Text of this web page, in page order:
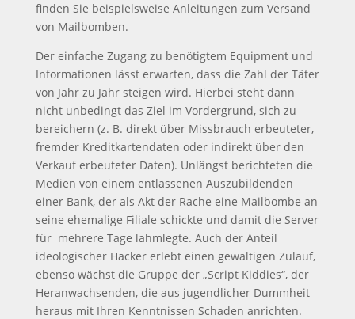
finden Sie beispielsweise Anleitungen zum Versand
von Mailbomben.
Der einfache Zugang zu benötigtem Equipment und
Informationen lässt erwarten, dass die Zahl der Täter
von Jahr zu Jahr steigen wird. Hierbei steht dann
nicht unbedingt das Ziel im Vordergrund, sich zu
bereichern (z. B. direkt über Missbrauch erbeuteter,
fremder Kreditkartendaten oder indirekt über den
Verkauf erbeuteter Daten). Unlängst berichteten die
Medien von einem entlassenen Auszubildenden
einer Bank, der als Akt der Rache eine Mailbombe an
seine ehemalige Filiale schickte und damit die Server
für mehrere Tage lahmlegte. Auch der Anteil
ideologischer Hacker erlebt einen gewaltigen Zulauf,
ebenso wächst die Gruppe der „Script Kiddies“, der
Heranwachsenden, die aus jugendlicher Dummheit
heraus mit Ihren Kenntnissen Schaden anrichten.